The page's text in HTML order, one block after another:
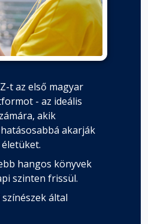
t az első magyar
- az ideális
akik
akarják
hangos könyvek
szinten frissül.
által